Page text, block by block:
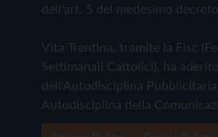
dell'art. 5 del medesimo decreto
Vita Trentina, tramite la Fisc
Settimanali Cattolici), ha
dell'Autodisciplina
Autodisciplina della